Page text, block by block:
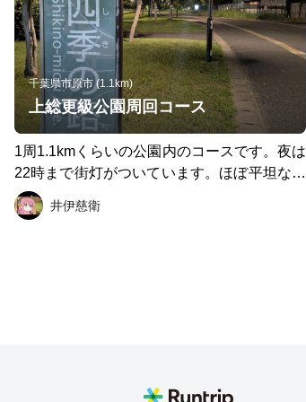
千葉県市原市 (1.1km)
上総更級公園周回コース
1周1.1kmくらいの公園内のコースです。夜は
22時まで街灯がついています。ほぼ平坦なの
でペース走などで利用しています。
井伊慈衛